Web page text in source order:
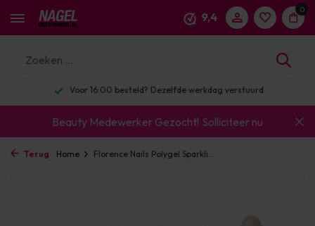
9,4
0
Voor 16:00 besteld? Dezelfde werkdag verstuurd
Beauty Medewerker Gezocht! Solliciteer nu
Terug Home Florence Nails Polygel Sparkli...